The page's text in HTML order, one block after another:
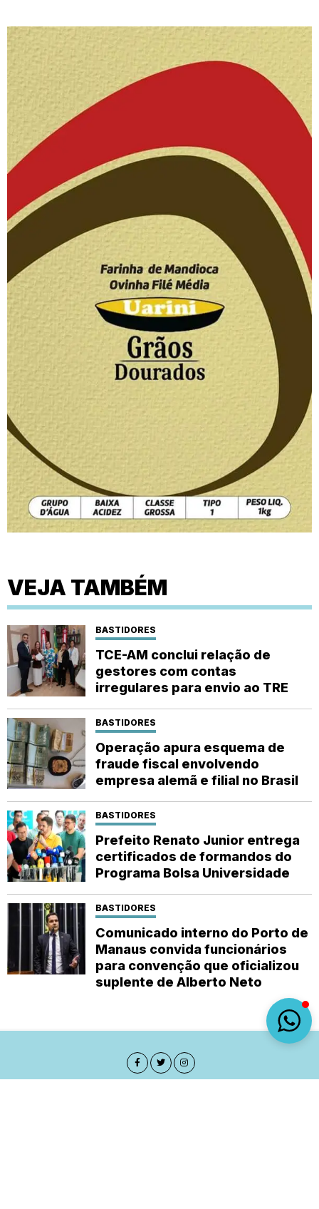
VEJA TAMBÉM
BASTIDORES
TCE-AM conclui relação de
gestores com contas
irregulares para envio ao TRE
BASTIDORES
Operação apura esquema de
fraude fiscal envolvendo
empresa alemã e filial no Brasil
BASTIDORES
Prefeito Renato Junior entrega
certificados de formandos do
Programa Bolsa Universidade
BASTIDORES
Comunicado interno do Porto de
Manaus convida funcionários
para convenção que oficializou
suplente de Alberto Neto